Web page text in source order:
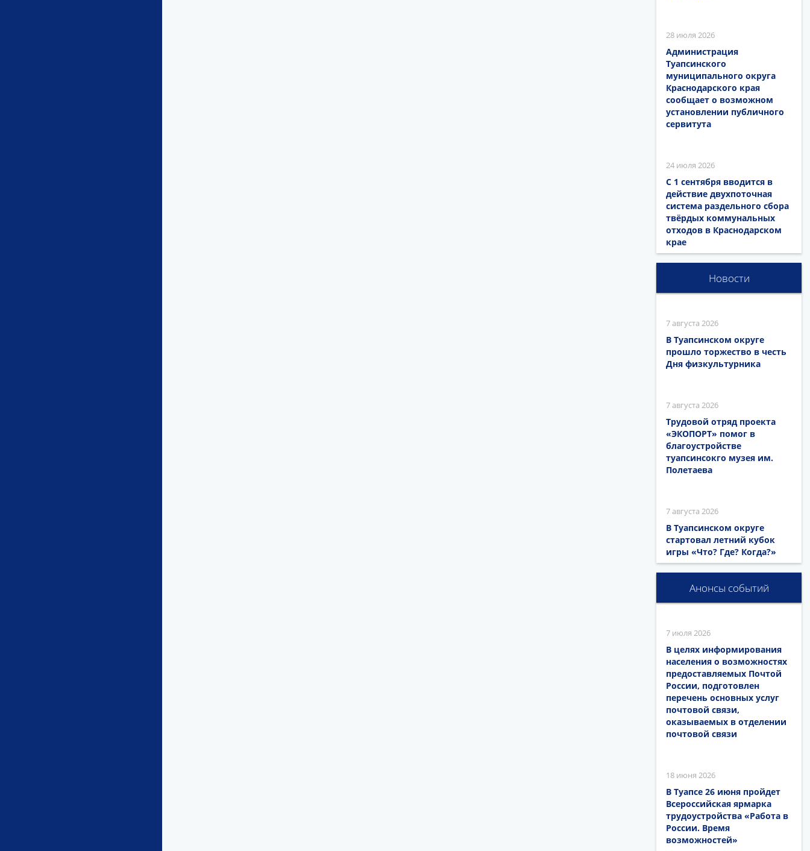
28 июля 2026
Администрация
Туапсинского
муниципального округа
Краснодарского края
сообщает о возможном
установлении публичного
сервитута
24 июля 2026
С 1 сентября вводится в
действие двухпоточная
система раздельного сбора
твёрдых коммунальных
отходов в Краснодарском
крае
Новости
7 августа 2026
В Туапсинском округе
прошло торжество в честь
Дня физкультурника
7 августа 2026
Трудовой отряд проекта
«ЭКОПОРТ» помог в
благоустройстве
туапсинсокго музея им.
Полетаева
7 августа 2026
В Туапсинском округе
стартовал летний кубок
игры «Что? Где? Когда?»
Анонсы событий
7 июля 2026
В целях информирования
населения о возможностях
предоставляемых Почтой
России, подготовлен
перечень основных услуг
почтовой связи,
оказываемых в отделении
почтовой связи
18 июня 2026
В Туапсе 26 июня пройдет
Всероссийская ярмарка
трудоустройства «Работа в
России. Время
возможностей»